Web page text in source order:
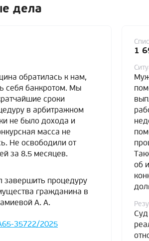
дела
обратилась к нам,
себя банкротом. Мы
сроки
в арбитражном
не было дохода и
масса не
Не освободили от
за 8.5 месяцев.
завершить процедуру
гражданина в
А. А.
35722/2025
1
об